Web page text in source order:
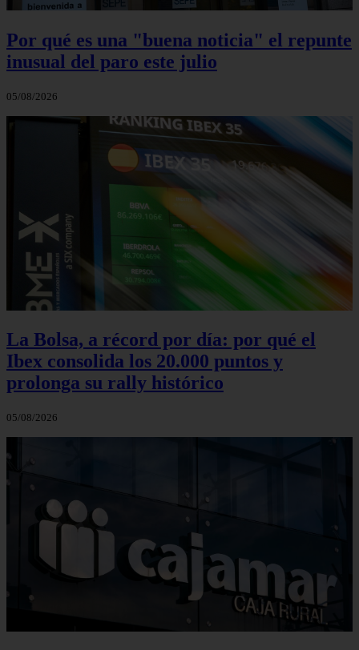
Por qué es una "buena noticia" el repunte
inusual del paro este julio
05/08/2026
La Bolsa, a récord por día: por qué el
Ibex consolida los 20.000 puntos y
prolonga su rally histórico
05/08/2026